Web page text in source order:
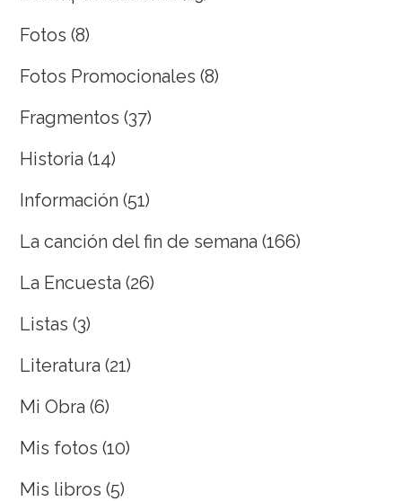
Fotos (8)
Fotos Promocionales (8)
Fragmentos (37)
Historia (14)
Información (51)
La canción del fin de semana (166)
La Encuesta (26)
Listas (3)
Literatura (21)
Mi Obra (6)
Mis fotos (10)
Mis libros (5)